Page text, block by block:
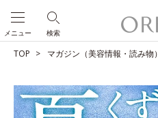
検索
メニュー
TOP マガジン（美容情報・読み物）